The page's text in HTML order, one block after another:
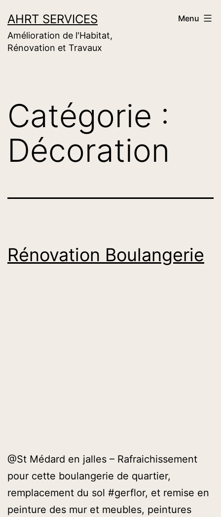
au
contenu
AHRT SERVICES
Amélioration de l'Habitat,
Rénovation et Travaux
Menu
Catégorie :
Décoration
Rénovation Boulangerie
@St Médard en jalles – Rafraichissement
pour cette boulangerie de quartier,
remplacement du sol #gerflor, et remise en
peinture des mur et meubles, peintures